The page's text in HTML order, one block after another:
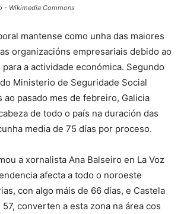
- Wikimedia Commons
mantense como unha das maiores
organizacións empresariais debido ao
a actividade económica. Segundo
Ministerio de Seguridade Social
pasado mes de febreiro, Galicia
de todo o país na duración das
media de 75 días por proceso.
a xornalista Ana Balseiro en La Voz
afecta a todo o noroeste
con algo máis de 66 días, e Castela
converten a esta zona na área cos